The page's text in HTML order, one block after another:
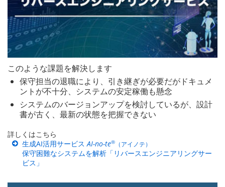
このような課題を解決します
保守担当の退職により、引き継ぎが必要だがドキュメ
ントが不十分、システムの安定稼働も懸念
システムのバージョンアップを検討しているが、設計
書が古く、最新の状態を把握できない
詳しくはこちら
生成AI活用サービスAI-no-te® （アイノテ）
保守困難なシステムを解析「リバースエンジニアリングサー
ビス」